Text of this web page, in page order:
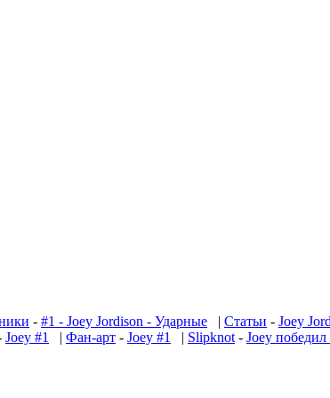
- #1 - Joey Jordison - Ударные | Статьи - Joey
Joey #1 | Фан-арт - Joey #1 | Slipknot - Joey